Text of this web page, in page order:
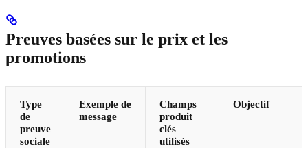
Preuves basées sur le prix et les
promotions
Type
de
preuve
sociale
Exemple de
message
Champs
produit
clés
utilisés
Objectif